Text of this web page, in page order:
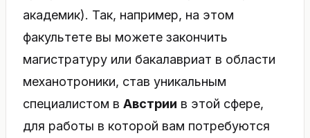
академик). Так, например, на этом
факультете вы можете закончить
магистратуру или бакалавриат в области
механотроники, став уникальным
специалистом в Австрии в этой сфере,
для работы в которой вам потребуются